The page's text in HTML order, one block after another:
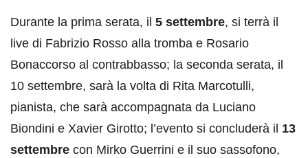
Durante la prima serata, il 5 settembre, si terrà il
live di Fabrizio Rosso alla tromba e Rosario
Bonaccorso al contrabbasso; la seconda serata, il
10 settembre, sarà la volta di Rita Marcotulli,
pianista, che sarà accompagnata da Luciano
Biondini e Xavier Girotto; l’evento si concluderà il 13
settembre con Mirko Guerrini e il suo sassofono,